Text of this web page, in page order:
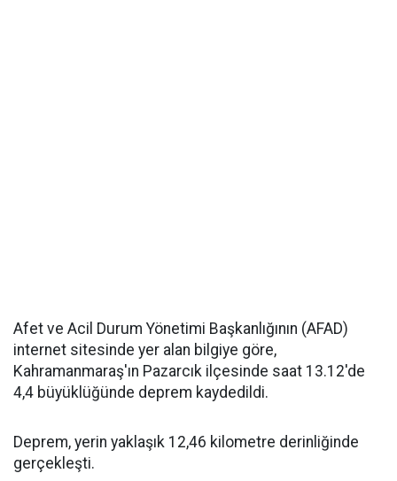
Afet ve Acil Durum Yönetimi Başkanlığının (AFAD)
internet sitesinde yer alan bilgiye göre,
Kahramanmaraş'ın Pazarcık ilçesinde saat 13.12'de
4,4 büyüklüğünde deprem kaydedildi.
Deprem, yerin yaklaşık 12,46 kilometre derinliğinde
gerçekleşti.